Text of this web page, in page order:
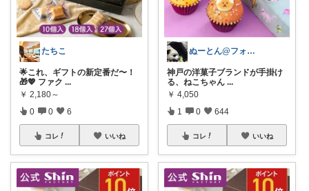
たちこ
🌟これ、ギフトの新定番だ〜！
🎁💖 ファク ...
￥ 2,180～
0 0 6
コレ いいね
ぬーとん@フォロバ100％
神戸の洋菓子ブランドが手掛け
る、ねこちゃん ...
￥ 4,050
1 0 644
コレ いいね